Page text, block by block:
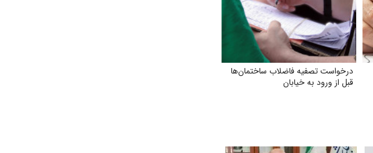
درخواست تصفیه فاضلاب ساختمان‌ها
قبل از ورود به خیابان